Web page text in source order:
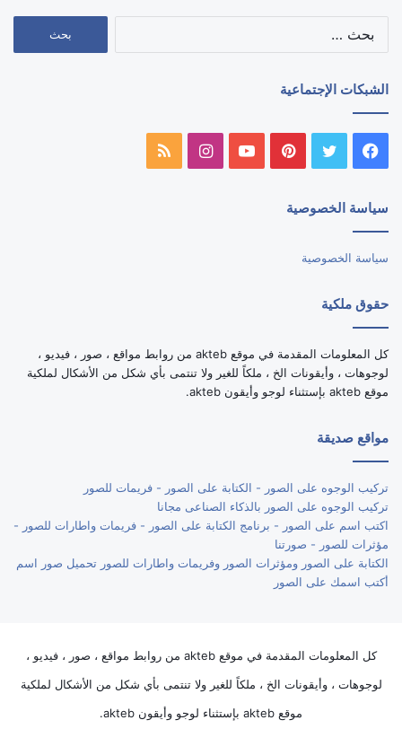
الشبكات الإجتماعية
فيسبوك تويتر بينتيريستيوتيوبانستقرامملخص
سياسة الخصوصية
سياسة الخصوصية
حقوق ملكية
كل المعلومات المقدمة في موقع akteb من روابط مواقع ، صور ، فيديو ،
لوجوهات ، وأيقونات الخ ، ملكاً للغير ولا تنتمى بأي شكل من الأشكال لملكية
موقع akteb بإستثناء لوجو وأيقون akteb.
مواقع صديقة
تركيب الوجوه على الصور - الكتابة على الصور - فريمات للصور
تركيب الوجوه على الصور بالذكاء الصناعى مجانا
اكتب اسم على الصور - برنامج الكتابة على الصور - فريمات واطارات للصور -
مؤثرات للصور - صورتنا
الكتابة على الصور ومؤثرات الصور وفريمات واطارات للصور تحميل صور اسم
أكتب اسمك على الصور
كل المعلومات المقدمة في موقع akteb من روابط مواقع ، صور ، فيديو ،
لوجوهات ، وأيقونات الخ ، ملكاً للغير ولا تنتمى بأي شكل من الأشكال لملكية
موقع akteb بإستثناء لوجو وأيقون akteb.